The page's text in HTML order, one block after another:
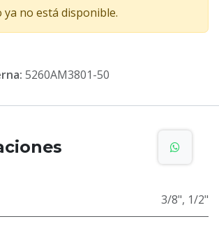
ya no está disponible.
5260AM3801-50
3/8", 1/2"